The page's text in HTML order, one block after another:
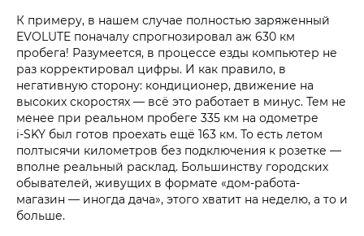
К примеру, в нашем случае полностью заряженный
EVOLUTE поначалу спрогнозировал аж 630 км
пробега! Разумеется, в процессе езды компьютер не
раз корректировал цифры. И как правило, в
негативную сторону: кондиционер, движение на
высоких скоростях — всё это работает в минус. Тем не
менее при реальном пробеге 335 км на одометре
i‑SKY был готов проехать ещё 163 км. То есть летом
полтысячи километров без подключения к розетке —
вполне реальный расклад. Большинству городских
обывателей, живущих в формате «дом-работа-
магазин — иногда дача», этого хватит на неделю, а то и
больше.